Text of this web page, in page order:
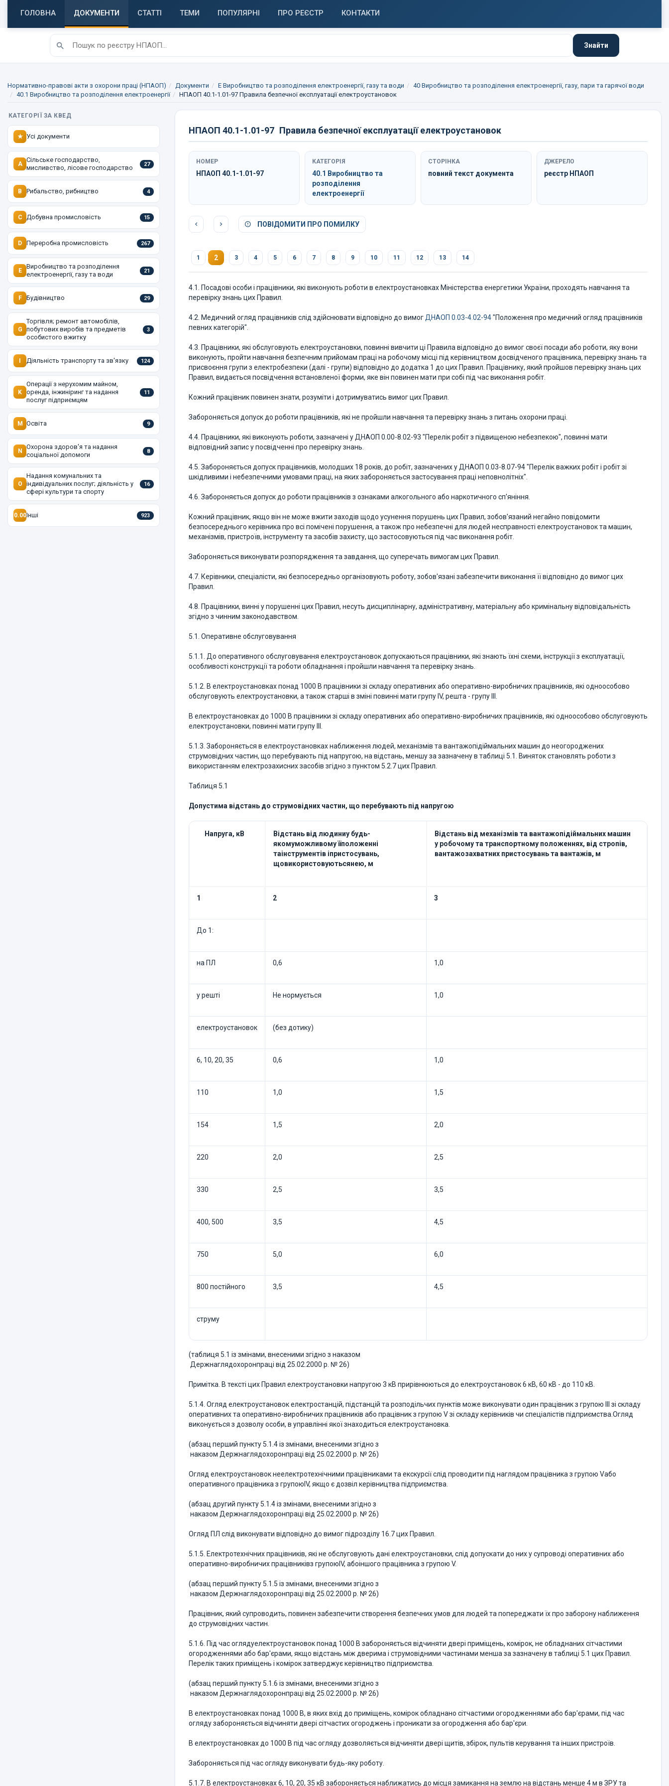
ГОЛОВНА ДОКУМЕНТИ СТАТТІ ТЕМИ ПОПУЛЯРНІ ПРО РЕЄСТР КОНТАКТИ
Знайти
Нормативно-правові акти з охорони праці (НПАОП) Документи E Виробництво та розподілення електроенергії, газу та води
40 Виробництво та розподілення електроенергії, газу, пари та гарячої води
40.1 Виробництво та розподілення електроенергії
НПАОП 40.1-1.01-97 Правила безпечної експлуатації електроустановок
КАТЕГОРІЇ ЗА КВЕД
★ Усі документи
A
Сільське господарство,
мисливство, лісове господарство
27
B Рибальство, рибництво 4
C Добувна промисловість 15
D Переробна промисловість 267
E
Виробництво та розподілення
електроенергії, газу та води
21
F Будівництво 29
G
Торгівля; ремонт автомобілів,
побутових виробів та предметів
особистого вжитку
3
I Діяльність транспорту та зв'язку 124
K
Операції з нерухомим майном,
оренда, інжиніринг та надання
послуг підприємцям
11
M Освіта 9
N
Охорона здоров'я та надання
соціальної допомоги
8
O
Надання комунальних та
індивідуальних послуг; діяльність у
сфері культури та спорту
16
0.00Інші 923
НПАОП 40.1-1.01-97 Правила безпечної експлуатації електроустановок
НОМЕР
НПАОП 40.1-1.01-97
КАТЕГОРІЯ
40.1 Виробництво та
розподілення
електроенергії
СТОРІНКА
повний текст документа
ДЖЕРЕЛО
реєстр НПАОП
ПОВІДОМИТИ ПРО ПОМИЛКУ
1 2 3 4 5 6 7 8 9 10 11 12 13 14
4.1. Посадові особи і працівники, які виконують роботи в електроустановках Міністерства енергетики України, проходять навчання та
перевірку знань цих Правил.
4.2. Медичний огляд працівників слід здійснювати відповідно до вимог ДНАОП 0.03-4.02-94"Положення про медичний огляд працівників
певних категорій".
4.3. Працівники, які обслуговують електроустановки, повинні вивчити ці Правила відповідно до вимог своєї посади або роботи, яку вони
виконують, пройти навчання безпечним прийомам праці на робочому місці під керівництвом досвідченого працівника, перевірку знань та
присвоєння групи з електробезпеки (далі - групи) відповідно до додатка 1 до цих Правил. Працівнику, який пройшов перевірку знань цих
Правил, видається посвідчення встановленої форми, яке він повинен мати при собі під час виконання робіт.
Кожний працівник повинен знати, розуміти і дотримуватись вимог цих Правил.
Забороняється допуск до роботи працівників, які не пройшли навчання та перевірку знань з питань охорони праці.
4.4. Працівники, які виконують роботи, зазначені у ДНАОП 0.00-8.02-93 "Перелік робіт з підвищеною небезпекою", повинні мати
відповідний запис у посвідченні про перевірку знань.
4.5. Забороняється допуск працівників, молодших 18 років, до робіт, зазначених у ДНАОП 0.03-8.07-94 "Перелік важких робіт і робіт зі
шкідливими і небезпечними умовами праці, на яких забороняється застосування праці неповнолітніх".
4.6. Забороняється допуск до роботи працівників з ознаками алкогольного або наркотичного сп'яніння.
Кожний працівник, якщо він не може вжити заходів щодо усунення порушень цих Правил, зобов'язаний негайно повідомити
безпосереднього керівника про всі помічені порушення, а також про небезпечні для людей несправності електроустановок та машин,
механізмів, пристроїв, інструменту та засобів захисту, що застосовуються під час виконання робіт.
Забороняється виконувати розпорядження та завдання, що суперечать вимогам цих Правил.
4.7. Керівники, спеціалісти, які безпосередньо організовують роботу, зобов'язані забезпечити виконання її відповідно до вимог цих
Правил.
4.8. Працівники, винні у порушенні цих Правил, несуть дисциплінарну, адміністративну, матеріальну або кримінальну відповідальність
згідно з чинним законодавством.
5.1. Оперативне обслуговування
5.1.1. До оперативного обслуговування електроустановок допускаються працівники, які знають їхні схеми, інструкції з експлуатації,
особливості конструкції та роботи обладнання і пройшли навчання та перевірку знань.
5.1.2. В електроустановках понад 1000 В працівники зі складу оперативних або оперативно-виробничих працівників, які одноособово
обслуговують електроустановки, а також старші в зміні повинні мати групу IV, решта - групу III.
В електроустановках до 1000 В працівники зі складу оперативних або оперативно-виробничих працівників, які одноособово обслуговують
електроустановки, повинні мати групу III.
5.1.3. Забороняється в електроустановках наближення людей, механізмів та вантажопідіймальних машин до неогороджених
струмовідних частин, що перебувають під напругою, на відстань, меншу за зазначену в таблиці 5.1. Виняток становлять роботи з
використанням електрозахисних засобів згідно з пунктом 5.2.7 цих Правил.
Таблиця 5.1
Допустима відстань до струмовідних частин, що перебувають під напругою
Напруга, кВ
Відстань від людиниу будь-
якомуможливому їїположенні
таінструментів іпристосувань,
щовикористовуютьсянею, м
Відстань від механізмів та вантажопідіймальних машин
у робочому та транспортному положеннях, від стропів,
вантажозахватних пристосувань та вантажів, м
1 2 3
До 1:
на ПЛ 0,6 1,0
у решті Не нормується 1,0
електроустановок (без дотику)
6, 10, 20, 35 0,6 1,0
110 1,0 1,5
154 1,5 2,0
220 2,0 2,5
330 2,5 3,5
400, 500 3,5 4,5
750 5,0 6,0
800 постійного 3,5 4,5
струму
(таблиця 5.1 із змінами, внесеними згідно з наказом
Держнаглядохоронпраці від 25.02.2000 р. № 26)
Примітка. В тексті цих Правил електроустановки напругою 3 кВ прирівнюються до електроустановок 6 кВ, 60 кВ - до 110 кВ.
5.1.4. Огляд електроустановок електростанцій, підстанцій та розподільчих пунктів може виконувати один працівник з групою III зі складу
оперативних та оперативно-виробничих працівників або працівник з групою V зі складу керівників чи спеціалістів підприємства.Огляд
виконується з дозволу особи, в управлінні якої знаходиться електроустановка.
(абзац перший пункту 5.1.4 із змінами, внесеними згідно з
наказом Держнаглядохоронпраці від 25.02.2000 р. № 26)
Огляд електроустановок неелектротехнічними працівниками та екскурсії слід проводити під наглядом працівника з групою Vабо
оперативного працівника з групоюIV, якщо є дозвіл керівництва підприємства.
(абзац другий пункту 5.1.4 із змінами, внесеними згідно з
наказом Держнаглядохоронпраці від 25.02.2000 р. № 26)
Огляд ПЛ слід виконувати відповідно до вимог підрозділу 16.7 цих Правил.
5.1.5. Електротехнічних працівників, які не обслуговують дані електроустановки, слід допускати до них у супроводі оперативних або
оперативно-виробничих працівниківз групоюIV, абоіншого працівника з групою V.
(абзац перший пункту 5.1.5 із змінами, внесеними згідно з
наказом Держнаглядохоронпраці від 25.02.2000 р. № 26)
Працівник, який супроводить, повинен забезпечити створення безпечних умов для людей та попереджати їх про заборону наближення
до струмовідних частин.
5.1.6. Під час оглядуелектроустановок понад 1000 В забороняється відчиняти двері приміщень, комірок, не обладнаних сітчастими
огородженнями або бар'єрами, якщо відстань між дверима і струмовідними частинами менша за зазначену в таблиці 5.1 цих Правил.
Перелік таких приміщень і комірок затверджує керівництво підприємства.
(абзац перший пункту 5.1.6 із змінами, внесеними згідно з
наказом Держнаглядохоронпраці від 25.02.2000 р. № 26)
В електроустановках понад 1000 В, в яких вхід до приміщень, комірок обладнано сітчастими огородженнями або бар'єрами, під час
огляду забороняється відчиняти двері сітчастих огороджень і проникати за огородження або бар'єри.
В електроустановках до 1000 В під час огляду дозволяється відчиняти двері щитів, збірок, пультів керування та інших пристроїв.
Забороняється під час огляду виконувати будь-яку роботу.
5.1.7. В електроустановках 6, 10, 20, 35 кВ забороняється наближатись до місця замикання на землю на відстань менше 4 м в ЗРУ та